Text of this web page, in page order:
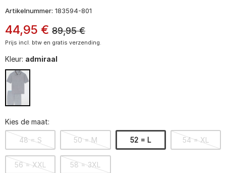
Artikelnummer: 183594-801
44,95 € 89,95 €
Prijs incl. btw en gratis verzending.
Kleur: admiraal
Kies de maat:
48 = S 50 = M 52 = L 54 = XL
56 = XXL 58 = 3XL